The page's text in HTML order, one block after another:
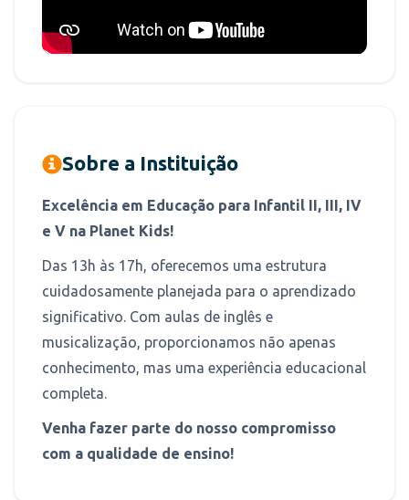
Sobre a Instituição
Excelência em Educação para Infantil II, III, IV
e V na Planet Kids!
Das 13h às 17h, oferecemos uma estrutura
cuidadosamente planejada para o aprendizado
significativo. Com aulas de inglês e
musicalização, proporcionamos não apenas
conhecimento, mas uma experiência educacional
completa.
Venha fazer parte do nosso compromisso
com a qualidade de ensino!